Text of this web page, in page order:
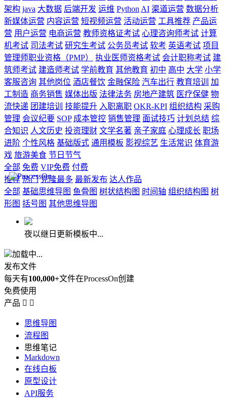
架构 java 大数据 后端开发 运维 Python AI 渠道运营 数据分析
新媒体运营 内容运营 短视频运营 活动运营 工具推荐 产品运
营 用户运营 电商运营 教师资格证考试 心理咨询师考试 计算
机考试 司法考试 研究生考试 公务员考试 软考 英语考试 项目
管理师职业资格（PMP）
执业医师资格考试 会计职称考试 建
筑师考试 建造师考试 学前教育 其他教育 初中 高中 大学 小学
客服咨询 其他岗位 酒店餐饮 金融保险 汽车出行 教育培训
加
工制造 商务销售 媒体出版 法律法务 房地产建筑 医疗保健 物
流快递 团建培训 技能提升 入职离职 OKR-KPI 组织结构 采购
管理 会议纪要 SOP 成本管控 销售管理 面试技巧 计划总结 综
合知识 人文历史 投资理财 文学名著 亲子家庭 心理成长 职场
进阶 个性风格 基础版式 通用模板 影视综艺 生活常识 体育游
戏 旅游美食 节日节气
全部 免费 VIP免费 付费
推荐 热门 克隆最多 最新发布 达人作品
全部 基础思维导图 鱼骨图 树状结构图 时间轴 组织结构图 树
形图 括号图 其他思维导图
夜以继日更新模板中...
加载中...
发布文件
每天有100,000+文件在ProcessOn创建
免费使用
产品  
思维导图
流程图
思维笔记
Markdown
在线白板
原型设计
API服务